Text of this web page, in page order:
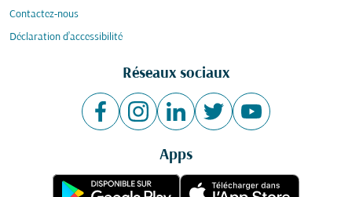
Contactez-nous
Déclaration d’accessibilité
Réseaux sociaux
Apps